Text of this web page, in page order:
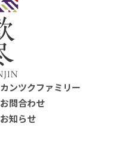
カンツクファミリー
カンツクファミリー
お問合わせ
お問合わせ
お知らせ